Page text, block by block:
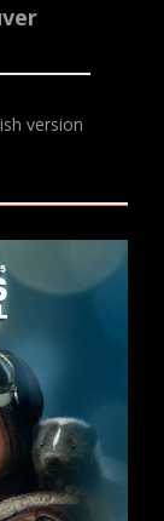
version